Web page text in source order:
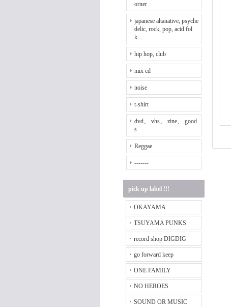
orner
japanese altanative, psyche
delic, rock, pop, acid fol
k...
hip hop, club
mix cd
noise
t-shirt
dvd、 vhs、 zine、 good
s
Reggae
-------
pick up label !!!
OKAYAMA
TSUYAMA PUNKS
record shop DIGDIG
go forward keep
ONE FAMILY
NO HEROES
SOUND OR MUSIC